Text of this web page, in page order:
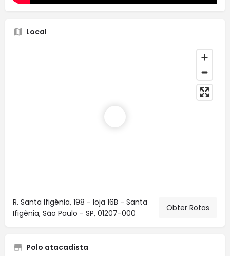
Local
R. Santa Ifigênia, 198 - loja 16B - Santa
Ifigênia, São Paulo - SP, 01207-000
Obter Rotas
Polo atacadista